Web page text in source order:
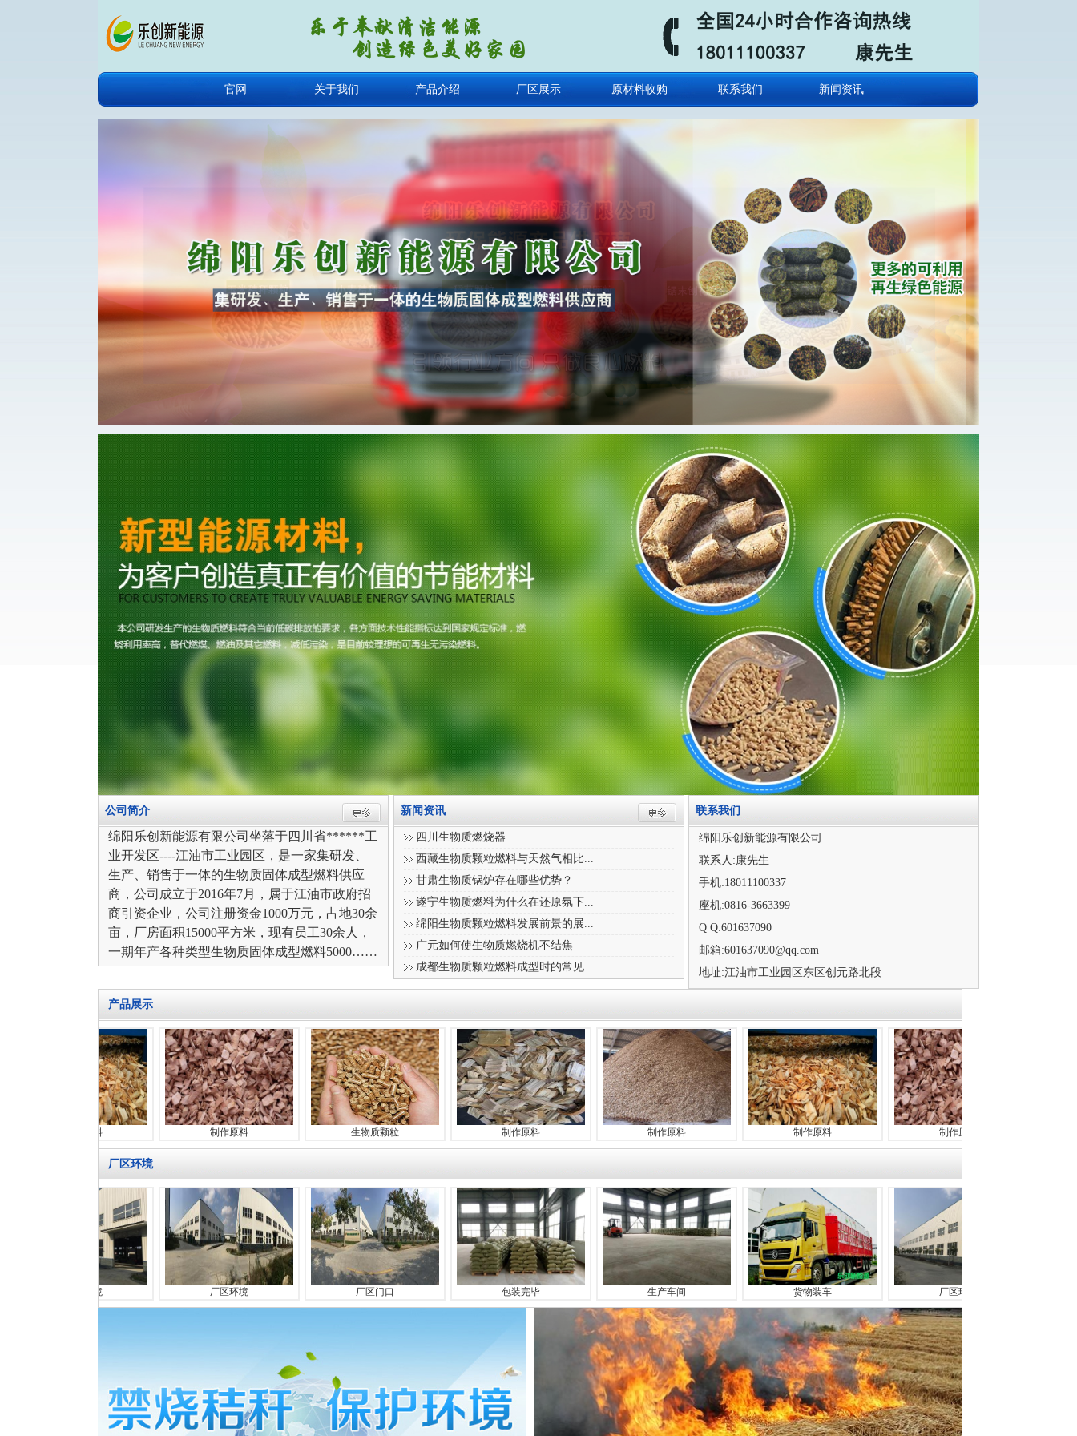
官网 关于我们 产品介绍 厂区展示 原材料收购 联系我们 新闻资讯
公司简介
绵阳乐创新能源有限公司坐落于四川省******工
业开发区----江油市工业园区，是一家集研发、
生产、销售于一体的生物质固体成型燃料供应
商，公司成立于2016年7月，属于江油市政府招
商引资企业，公司注册资金1000万元，占地30余
亩，厂房面积15000平方米，现有员工30余人，
一期年产各种类型生物质固体成型燃料5000……
新闻资讯
四川生物质燃烧器
西藏生物质颗粒燃料与天然气相比...
甘肃生物质锅炉存在哪些优势？
遂宁生物质燃料为什么在还原氛下...
绵阳生物质颗粒燃料发展前景的展...
广元如何使生物质燃烧机不结焦
成都生物质颗粒燃料成型时的常见...
联系我们
绵阳乐创新能源有限公司
联系人:康先生
手机:18011100337
座机:0816-3663399
Q Q:601637090
邮箱:601637090@qq.com
地址:江油市工业园区东区创元路北段
产品展示
制作原料 生物质颗粒 制作原料 制作原料 制作原料 制作原料
厂区环境
厂区环境 厂区门口 包装完毕 生产车间 货物装车 厂区环境